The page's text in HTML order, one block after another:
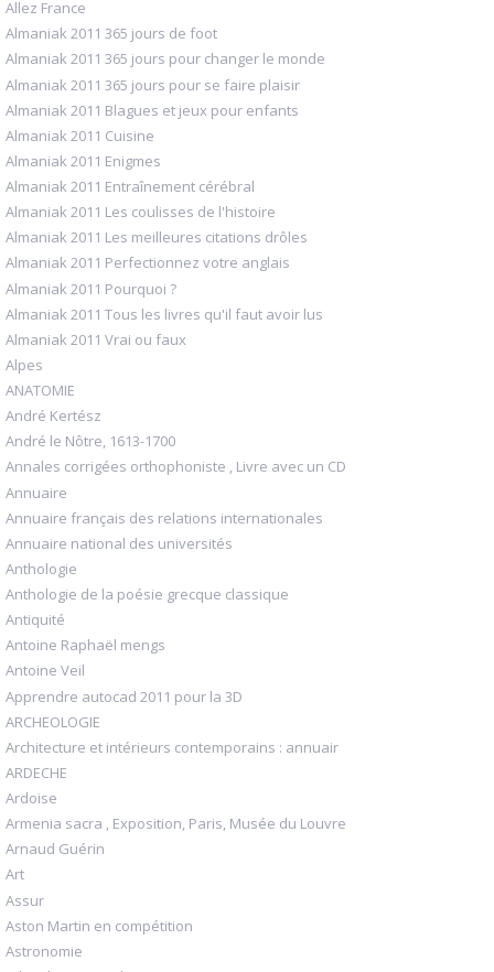
Allez France
Almaniak 2011 365 jours de foot
Almaniak 2011 365 jours pour changer le monde
Almaniak 2011 365 jours pour se faire plaisir
Almaniak 2011 Blagues et jeux pour enfants
Almaniak 2011 Cuisine
Almaniak 2011 Enigmes
Almaniak 2011 Entraînement cérébral
Almaniak 2011 Les coulisses de l'histoire
Almaniak 2011 Les meilleures citations drôles
Almaniak 2011 Perfectionnez votre anglais
Almaniak 2011 Pourquoi ?
Almaniak 2011 Tous les livres qu'il faut avoir lus
Almaniak 2011 Vrai ou faux
Alpes
ANATOMIE
André Kertész
André le Nôtre, 1613-1700
Annales corrigées orthophoniste , Livre avec un CD
Annuaire
Annuaire français des relations internationales
Annuaire national des universités
Anthologie
Anthologie de la poésie grecque classique
Antiquité
Antoine Raphaël mengs
Antoine Veil
Apprendre autocad 2011 pour la 3D
ARCHEOLOGIE
Architecture et intérieurs contemporains : annuair
ARDECHE
Ardoise
Armenia sacra , Exposition, Paris, Musée du Louvre
Arnaud Guérin
Art
Assur
Aston Martin en compétition
Astronomie